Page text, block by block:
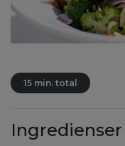
15 min. total
Ingredienser